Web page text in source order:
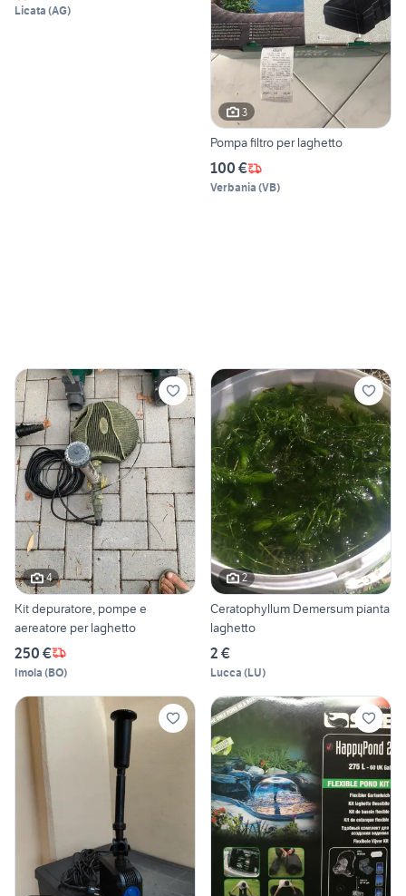
Licata (AG)
3
Pompa filtro per laghetto
100 €
Verbania (VB)
4
Kit depuratore, pompe e
aereatore per laghetto
250 €
Imola (BO)
2
Ceratophyllum Demersum pianta
laghetto
2 €
Lucca (LU)